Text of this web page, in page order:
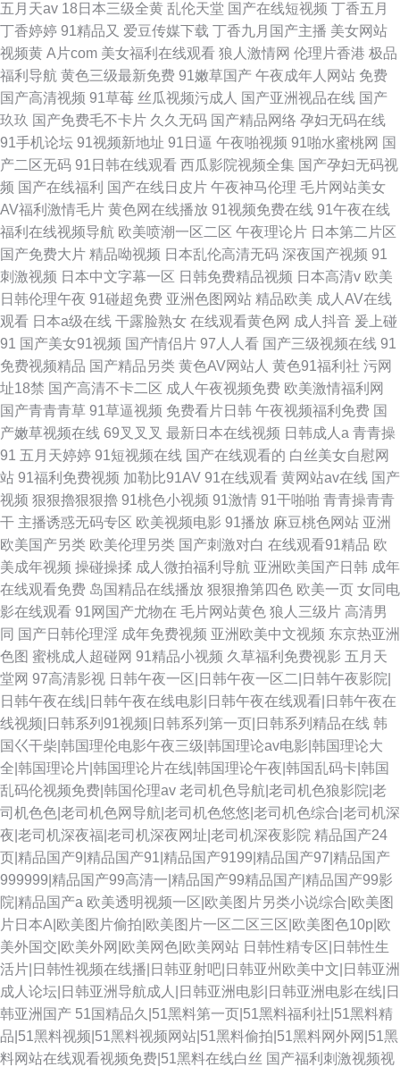
五月天av 18日本三级全黄 乱伦天堂 国产在线短视频 丁香五月
丁香婷婷 91精品又 爱豆传媒下载 丁香九月国产主播 美女网站
视频黄 A片com 美女福利在线观看 狼人激情网 伦理片香港 极品
福利导航 黄色三级最新免费 91嫩草国产 午夜成年人网站 免费
国产高清视频 91草莓 丝瓜视频污成人 国产亚洲视品在线 国产
玖玖 国产免费毛不卡片 久久无码 国产精品网络 孕妇无码在线
91手机论坛 91视频新地址 91日逼 午夜啪视频 91啪水蜜桃网 国
产二区无码 91日韩在线观看 西瓜影院视频全集 国产孕妇无码视
频 国产在线福利 国产在线日皮片 午夜神马伦理 毛片网站美女
AV福利激情毛片 黄色网在线播放 91视频免费在线 91午夜在线
福利在线视频导航 欧美喷潮一区二区 午夜理论片 日本第二片区
国产免费大片 精品呦视频 日本乱伦高清无码 深夜国产视频 91
刺激视频 日本中文字幕一区 日韩免费精品视频 日本高清v 欧美
日韩伦理午夜 91碰超免费 亚洲色图网站 精品欧美 成人AV在线
观看 日本a级在线 干露脸熟女 在线观看黄色网 成人抖音 爰上碰
91 国产美女91视频 国产情侣片 97人人看 国产三级视频在线 91
免费视频精品 国产精品另类 黄色AV网站人 黄色91福利社 污网
址18禁 国产高清不卡二区 成人午夜视频免费 欧美激情福利网
国产青青青草 91草逼视频 免费看片日韩 午夜视频福利免费 国
产嫩草视频在线 69叉叉叉 最新日本在线视频 日韩成人a 青青操
91 五月天婷婷 91短视频在线 国产在线观看的 白丝美女自慰网
站 91福利免费视频 加勒比91AV 91在线观看 黄网站av在线 国产
视频 狠狠擼狠狠擼 91桃色小视频 91激情 91干啪啪 青青操青青
干 主播诱惑无码专区 欧美视频电影 91播放 麻豆桃色网站 亚洲
欧美国产另类 欧美伦理另类 国产刺激对白 在线观看91精品 欧
美成年视频 操碰操揉 成人微拍福利导航 亚洲欧美国产日韩 成年
在线观看免费 岛国精品在线播放 狠狠撸第四色 欧美一页 女同电
影在线观看 91网国产尤物在 毛片网站黄色 狼人三级片 高清男
同 国产日韩伦理淫 成年免费视频 亚洲欧美中文视频 东京热亚洲
色图 蜜桃成人超碰网 91精品小视频 久草福利免费视影 五月天
堂网 97高清影视 日韩午夜一区|日韩午夜一区二|日韩午夜影院|
日韩午夜在线|日韩午夜在线电影|日韩午夜在线观看|日韩午夜在
线视频|日韩系列91视频|日韩系列第一页|日韩系列精品在线 韩
国巜干柴|韩国理伦电影午夜三级|韩国理论av电影|韩国理论大
全|韩国理论片|韩国理论片在线|韩国理论午夜|韩国乱码卡|韩国
乱码伦视频免费|韩国伦理av 老司机色导航|老司机色狼影院|老
司机色色|老司机色网导航|老司机色悠悠|老司机色综合|老司机深
夜|老司机深夜福|老司机深夜网址|老司机深夜影院 精品国产24
页|精品国产9|精品国产91|精品国产9199|精品国产97|精品国产
999999|精品国产99高清一|精品国产99精品国产|精品国产99影
院|精品国产a 欧美透明视频一区|欧美图片另类小说综合|欧美图
片日本A|欧美图片偷拍|欧美图片一区二区三区|欧美图色10p|欧
美外国交|欧美外网|欧美网色|欧美网站 日韩性精专区|日韩性生
活片|日韩性视频在线播|日韩亚射吧|日韩亚州欧美中文|日韩亚洲
成人论坛|日韩亚洲导航成人|日韩亚洲电影|日韩亚洲电影在线|日
韩亚洲国产 51国精品久|51黑料第一页|51黑料福利社|51黑料精
品|51黑料视频|51黑料视频网站|51黑料偷拍|51黑料网外网|51黑
料网站在线观看视频免费|51黑料在线白丝 国产福利刺激视频视